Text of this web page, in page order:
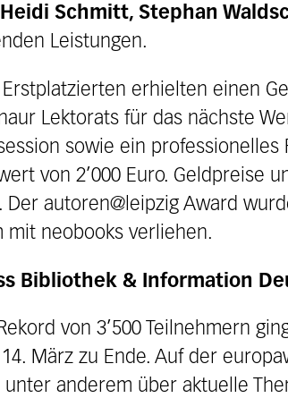
Heidi Schmitt, Stephan
Leistungen.
erhielten einen
Lektorats für das nächste
sowie ein
von 2’000 Euro. Geldpreise
Der autoren@leipzig Award
mit neobooks verliehen.
Bibliothek & Information
von 3’500 Teilnehmern
März zu Ende. Auf der
unter anderem über aktuelle